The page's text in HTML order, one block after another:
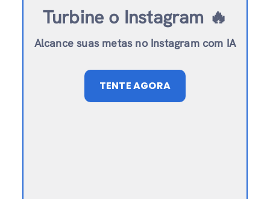
Turbine o Instagram 🔥
Alcance suas metas no Instagram com IA
TENTE AGORA